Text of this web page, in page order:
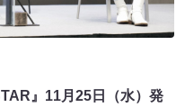
』11月25日（水）発